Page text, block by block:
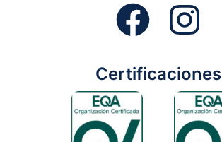
Certificaciones